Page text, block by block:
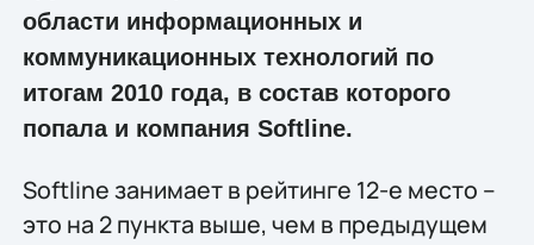
области информационных и
коммуникационных технологий по
итогам 2010 года, в состав которого
попала и компания Softline.
Softline занимает в рейтинге 12-е место –
это на 2 пункта выше, чем в предыдущем